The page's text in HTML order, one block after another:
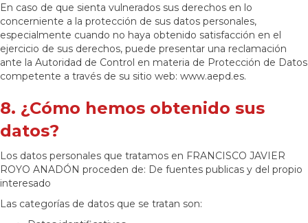
En caso de que sienta vulnerados sus derechos en lo
concerniente a la protección de sus datos personales,
especialmente cuando no haya obtenido satisfacción en el
ejercicio de sus derechos, puede presentar una reclamación
ante la Autoridad de Control en materia de Protección de Datos
competente a través de su sitio web: www.aepd.es.
8. ¿Cómo hemos obtenido sus
datos?
Los datos personales que tratamos en FRANCISCO JAVIER
ROYO ANADÓN proceden de: De fuentes publicas y del propio
interesado
Las categorías de datos que se tratan son: